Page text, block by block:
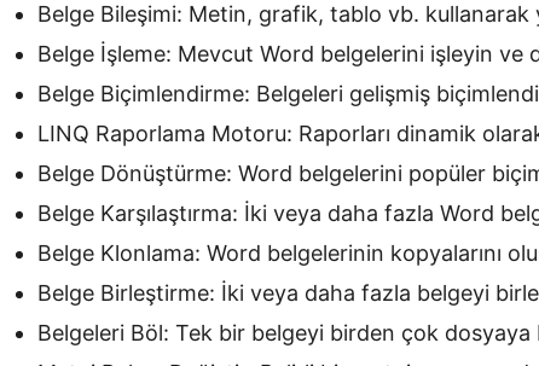
Belge Bileşimi: Metin, grafik, tablo vb.
Belge İşleme: Mevcut Word belgelerini işleyin ve
Belge Biçimlendirme: Belgeleri gelişmiş
LINQ Raporlama Motoru: Raporları dinamik
Belge Dönüştürme: Word belgelerini popüler
Belge Karşılaştırma: İki veya daha fazla Word
Belge Klonlama: Word belgelerinin kopyalarını
Belge Birleştirme: İki veya daha fazla belgeyi
Belgeleri Böl: Tek bir belgeyi birden çok dosyaya